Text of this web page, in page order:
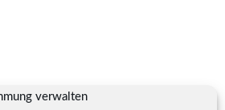
verwalten